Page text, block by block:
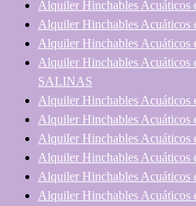
Alquiler Hinchables
Alquiler Hinchables
Alquiler Hinchables
Alquiler Hinchables
SALINAS
Alquiler Hinchables Acuáticos
Alquiler Hinchables Acuáticos
Alquiler Hinchables
Alquiler Hinchables
Alquiler Hinchables
Alquiler Hinchables